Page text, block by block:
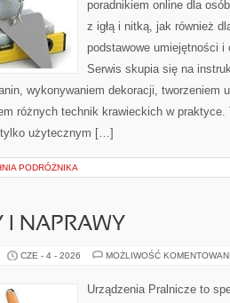
poradnikiem online dla
z igłą i nitką, jak również
podstawowe umiejętności
Serwis skupia się na
wykonywaniem dekoracji, tworzeniem
różnych technik krawieckich w
użytecznym […]
PODRÓŻNIKA
I NAPRAWY
CZE - 4 - 2026 MOŻLIWOŚĆ
Urządzenia Pralnicze to